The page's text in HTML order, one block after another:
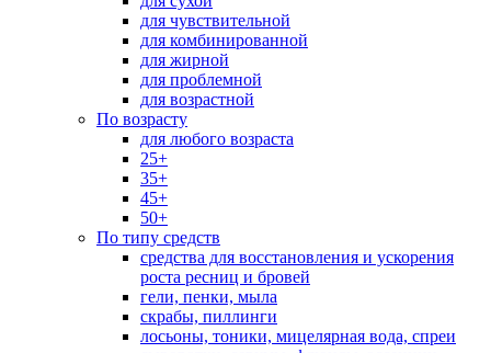
для чувствительной
для комбинированной
для жирной
для проблемной
для возрастной
По возрасту
для любого возраста
25+
35+
45+
50+
По типу средств
средства для восстановления и ускорения
роста ресниц и бровей
гели, пенки, мыла
скрабы, пиллинги
лосьоны, тоники, мицелярная вода, спреи